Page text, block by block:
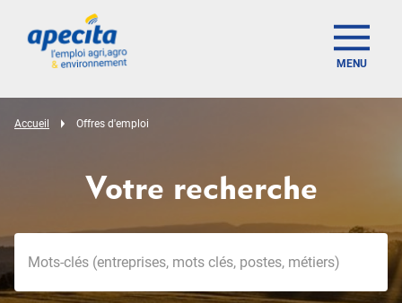
MENU
Accueil Offres d'emploi
Votre recherche